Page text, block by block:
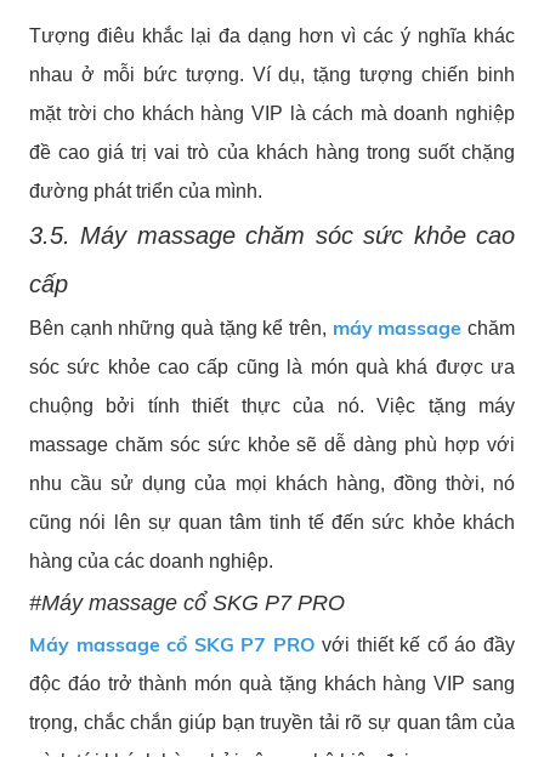
Tượng điêu khắc lại đa dạng hơn vì các ý nghĩa khác
nhau ở mỗi bức tượng. Ví dụ, tặng tượng chiến binh
mặt trời cho khách hàng VIP là cách mà doanh nghiệp
đề cao giá trị vai trò của khách hàng trong suốt chặng
đường phát triển của mình.
3.5. Máy massage chăm sóc sức khỏe cao
cấp
Bên cạnh những quà tặng kể trên, máy massage chăm
sóc sức khỏe cao cấp cũng là món quà khá được ưa
chuộng bởi tính thiết thực của nó. Việc tặng máy
massage chăm sóc sức khỏe sẽ dễ dàng phù hợp với
nhu cầu sử dụng của mọi khách hàng, đồng thời, nó
cũng nói lên sự quan tâm tinh tế đến sức khỏe khách
hàng của các doanh nghiệp.
#Máy massage cổ SKG P7 PRO
Máy massage cổ SKG P7 PRO với thiết kế cổ áo đầy
độc đáo trở thành món quà tặng khách hàng VIP sang
trọng, chắc chắn giúp bạn truyền tải rõ sự quan tâm của